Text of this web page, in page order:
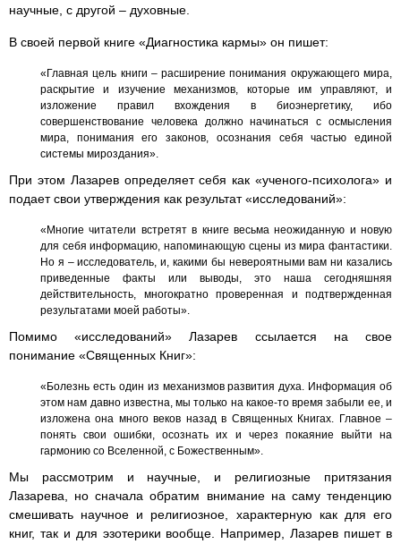
научные, с другой – духовные.
В своей первой книге «Диагностика кармы» он пишет:
«Главная цель книги – расширение понимания окружающего мира,
раскрытие и изучение механизмов, которые им управляют, и
изложение правил вхождения в биоэнергетику, ибо
совершенствование человека должно начинаться с осмысления
мира, понимания его законов, осознания себя частью единой
системы мироздания».
При этом Лазарев определяет себя как «ученого-психолога» и
подает свои утверждения как результат «исследований»:
«Многие читатели встретят в книге весьма неожиданную и новую
для себя информацию, напоминающую сцены из мира фантастики.
Но я – исследователь, и, какими бы невероятными вам ни казались
приведенные факты или выводы, это наша сегодняшняя
действительность, многократно проверенная и подтвержденная
результатами моей работы».
Помимо «исследований» Лазарев ссылается на свое
понимание «Священных Книг»:
«Болезнь есть один из механизмов развития духа. Информация об
этом нам давно известна, мы только на какое-то время забыли ее, и
изложена она много веков назад в Священных Книгах. Главное –
понять свои ошибки, осознать их и через покаяние выйти на
гармонию со Вселенной, с Божественным».
Мы рассмотрим и научные, и религиозные притязания
Лазарева, но сначала обратим внимание на саму тенденцию
смешивать научное и религиозное, характерную как для его
книг, так и для эзотерики вообще. Например, Лазарев пишет в